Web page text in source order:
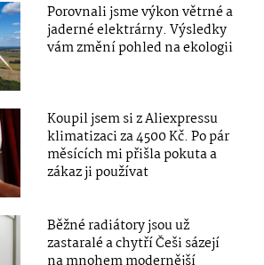
Porovnali jsme výkon větrné a
jaderné elektrárny. Výsledky
vám změní pohled na ekologii
Koupil jsem si z Aliexpressu
klimatizaci za 4500 Kč. Po pár
měsících mi přišla pokuta a
zákaz ji používat
Běžné radiátory jsou už
zastaralé a chytří Češi sázejí